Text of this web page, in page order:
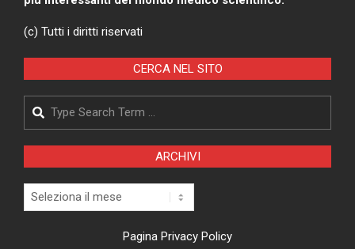
(c) Tutti i diritti riservati
CERCA NEL SITO
Search
ARCHIVI
Archivi
Pagina Privacy Policy